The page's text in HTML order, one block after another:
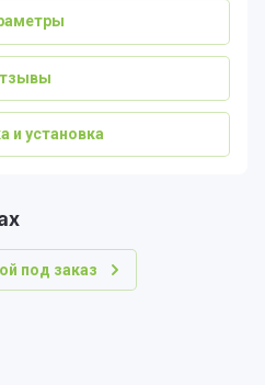
и установка
под заказ